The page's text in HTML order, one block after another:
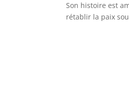
Son histoire est
rétablir la paix